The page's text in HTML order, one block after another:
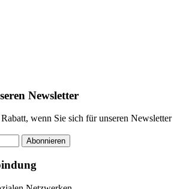
Newsletter
wenn Sie sich für unseren Newsletter
Abonnieren